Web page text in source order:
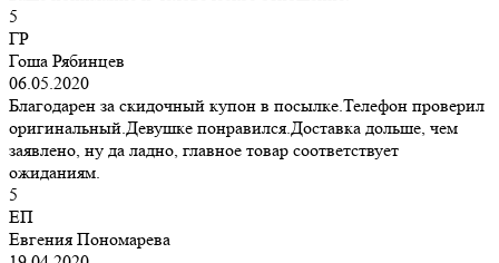
5
ГР
Гоша Рябинцев
06.05.2020
Благодарен за скидочный купон в посылке.Телефон проверил
оригинальный.Девушке понравился.Доставка дольше, чем
заявлено, ну да ладно, главное товар соответствует
ожиданиям.
5
ЕП
Евгения Пономарева